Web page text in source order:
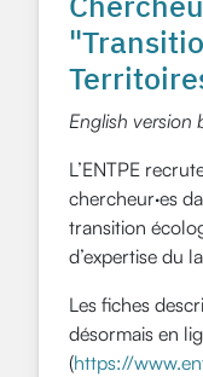
English version
L’ENTPE
chercheur·es
transition
d’expertise du
Les fiches
désormais en
(https://